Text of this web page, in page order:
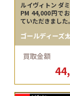
ルイヴィトン ダ
PM 44,000円で
ていただきました。
ゴールディーズ
買取金額